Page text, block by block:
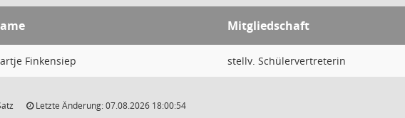
Mitgliedschaft
Finkensiep stellv. Schülervertreterin
Letzte Änderung: 07.08.2026 18:00:54